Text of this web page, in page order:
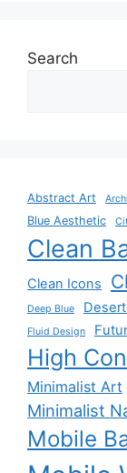
Search
Abstract Art
Blue Aesthetic
Clean
Clean Icons
Deep Blue
Fluid Design
High
Minimalist Art
Minimalist
Mobile